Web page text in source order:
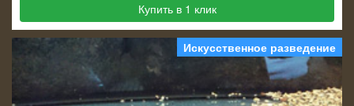
Купить в 1 клик
Искусственное разведение